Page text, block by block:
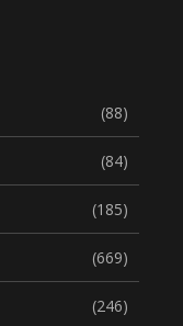
(88)
(84)
(185)
(669)
(246)